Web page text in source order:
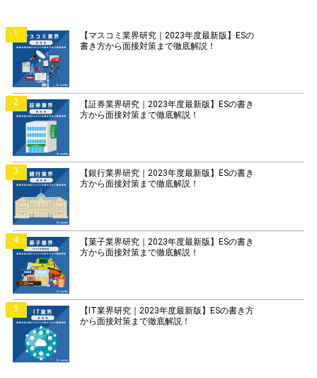
1
【マスコミ業界研究｜2023年度最新版】ESの
書き方から面接対策まで徹底解説！
2
【証券業界研究｜2023年度最新版】ESの書き
方から面接対策まで徹底解説！
3
【銀行業界研究｜2023年度最新版】ESの書き
方から面接対策まで徹底解説！
4
【菓子業界研究｜2023年度最新版】ESの書き
方から面接対策まで徹底解説！
5
【IT業界研究｜2023年度最新版】ESの書き方
から面接対策まで徹底解説！